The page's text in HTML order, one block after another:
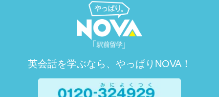
英会話を学ぶなら、やっぱりNOVA！